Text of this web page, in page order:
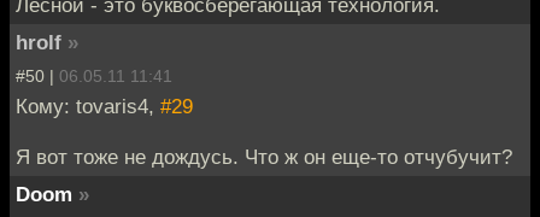
Лесной - это буквосберегающая технология.
hrolf »
#50 | 06.05.11 11:41
Кому: tovaris4, #29
Я вот тоже не дождусь. Что ж он еще-то отчубучит?
Doom »